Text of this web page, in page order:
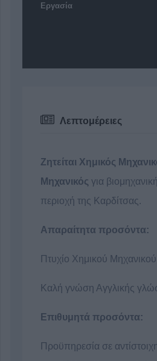
Εργασία
Λεπτομέρειες
Ζητείται Χημικός
Μηχανικός για
περιοχή της Καρδίτσας.
Απαραίτητα προσόντα:
Πτυχίο Χημικού
Καλή γνώση Αγγλικής
Επιθυμητά προσόντα:
Προϋπηρεσία σε